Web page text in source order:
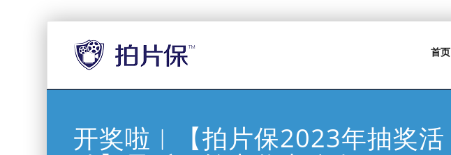
首页
开奖啦︱【拍片保2023年抽奖活